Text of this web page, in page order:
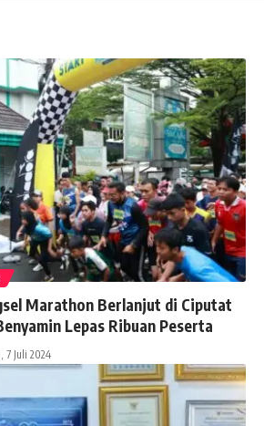
Marathon Berlanjut di Ciputat
Lepas Ribuan Peserta
7 Juli 2024